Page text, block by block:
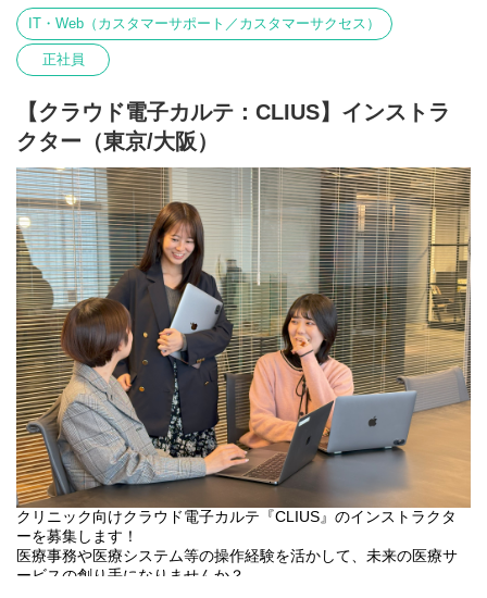
件定義から開発、導入できた事例も実績有
【従業員約10,000名超 / グループ全体：日本最大手の交通インフ
ラ企業】
を中心に国内最大規模の車両台数を保有する交通インフラのリー
ディングカンパニー。
Before：
100を超える拠点の「紙管理」と「データの分断」
全国に点在する100以上の拠点で勤怠データが紙や表計算ソフトで
バラバラに管理されており、毎月の集計に膨大な工数が発生。ま
た、複雑な勤務形態（隔日勤務など）への対応が手作業で行わ
れ、リアルタイムな労務状況の把握が困難だった。
After：
1万人の「労働の可視化」と「給与連携の自動化」
ジョブカン勤怠・労務・給与の統合導入により、1万人規模の打刻
データがリアルタイムで可視化。拠点を跨いだデータ集計のリー
ドタイムが劇的に短縮され、給与計算までの流れが一本のライン
で繋がった。結果として、コンプライアンス遵守の強化と、バッ
クオフィス部門の戦略的な人員配置を実現。
【従業員約1000名 / グループ全体：国内屈指の老舗食品メーカ
ー】
企業プロフィール： スナック菓子市場を牽引し、独創的な商品開
発で知られるナショナルブランド。製造から販売まで一貫した体
制を持つ。
Before：
物理的な「紙の壁」が招く意思決定の停滞
社内の申請・承認フローの多くが紙ベース（物理的な押印）で行
われており、拠点間での書類郵送によるタイムラグが常態化。意
ジションを確立して非連続的な成長を実現するためには、マーケ
ットの目まぐるしい変化にも応えられる突出した企画立案力が必
要だと考えています。加えて、ジョブカンシリーズとしてプロダ
クト同士がもつ相乗効果や既存アセットを最大限に活用したグロ
善に取り組んでいただけるサービス責任者を募集しています。
【具体的な業務内容】
①PL責任
売上・利益目標を最終責任者として追っていただきます。その為
にプロダクトのサービス提供価値を高めるための事業戦略を考
え、数値計画や人員計画に落とし込み、事業戦略の実行を推進し
てください。
②事業グロース
数値計画に基づいた各種グロース施策について、最終意思決定を
担っていただきます。具体的には、目標達成の為に必要なマーケ
ティング戦略、アライアンス戦略、営業戦略の策定・実行をお任
せします。新たなマネタイズ手法の実現も可能です。
③各種KPI・オペレーション管理
サービスにおけるQCD（品質・コスト・納期）管理・責任を担っ
ていただきます。KPI達成のためのモニタリング、オペレーション
に関わる費用を適切に管理し、売上・利益の最大化を目指しま
す。
④チームビルディング
人事計画に基づき、通じて事業戦略を実現するチームを構築して
いただきます。具体的には、採用や教育・役割定義などメンバー
の成長を促し、チームとしての成果の創出をしてください。
IT・Web（カスタマーサポート／カスタマーサクセス）
正社員
【クラウド電子カルテ：CLIUS】インストラ
クター（東京/大阪）
クリニック向けクラウド電子カルテ『CLIUS』のインストラクタ
ーを募集します！
医療事務や医療システム等の操作経験を活かして、未来の医療サ
ービスの創り手になりませんか？